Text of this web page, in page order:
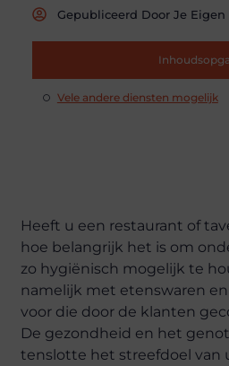
Gepubliceerd Door Je
Vele andere diensten mogelijk
Heeft u een restaurant of
hoe belangrijk het is om
zo hygiënisch mogelijk te
namelijk met etenswaren
voor die door de klanten
De gezondheid en het
tenslotte het streefdoel van